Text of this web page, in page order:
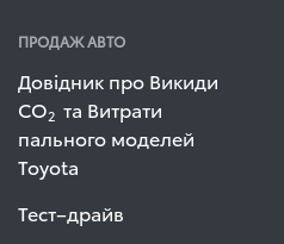
ПРОДАЖ АВТО
Довідник про Викиди
СО2 та Витрати
пального моделей
Toyota
Тест–драйв